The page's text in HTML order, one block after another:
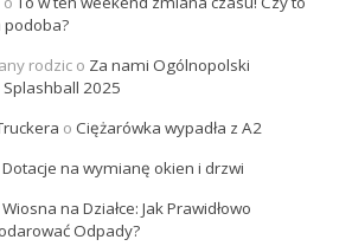
podoba?
rodzico Za nami Ogólnopolski
Splashball 2025
o Ciężarówka wypadła z A2
Dotacje na wymianę okien i drzwi
Wiosna na Działce: Jak Prawidłowo
Odpady?